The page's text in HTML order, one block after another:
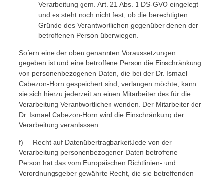
Verarbeitung gem. Art. 21 Abs. 1 DS-GVO eingelegt
und es steht noch nicht fest, ob die berechtigten
Gründe des Verantwortlichen gegenüber denen der
betroffenen Person überwiegen.
Sofern eine der oben genannten Voraussetzungen
gegeben ist und eine betroffene Person die Einschränkung
von personenbezogenen Daten, die bei der Dr. Ismael
Cabezon-Horn gespeichert sind, verlangen möchte, kann
sie sich hierzu jederzeit an einen Mitarbeiter des für die
Verarbeitung Verantwortlichen wenden. Der Mitarbeiter der
Dr. Ismael Cabezon-Horn wird die Einschränkung der
Verarbeitung veranlassen.
f) Recht auf DatenübertragbarkeitJede von der
Verarbeitung personenbezogener Daten betroffene
Person hat das vom Europäischen Richtlinien- und
Verordnungsgeber gewährte Recht, die sie betreffenden